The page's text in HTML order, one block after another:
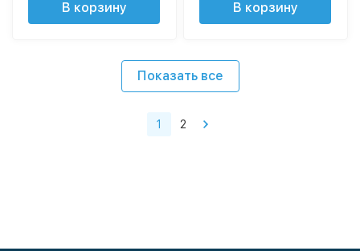
В корзину В корзину
Показать все
1 2